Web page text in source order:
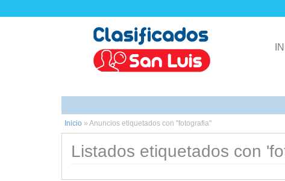
Inicio » Anuncios etiquetados con "fotografia"
Listados etiquetados con